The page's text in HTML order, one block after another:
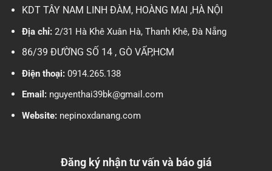
KDT TÂY NAM LINH ĐÀM, HOÀNG MAI ,HÀ NỘI
Địa chỉ:2/31 Hà Khê Xuân Hà, Thanh Khê, Đà Nẵng
86/39 ĐƯỜNG SỐ 14 , GÒ VẤP,HCM
Điện thoại:0914.265.138
Email:nguyenthai39bk@gmail.com
Website:nepinoxdanang.com
Đăng ký nhận tư vấn và báo giá